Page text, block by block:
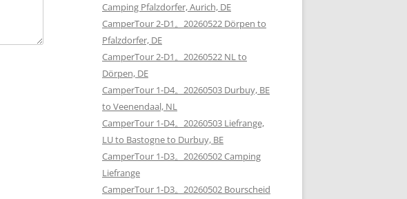
Camping Pfalzdorfer, Aurich, DE
CamperTour 2-D1。20260522 Dörpen to
Pfalzdorfer, DE
CamperTour 2-D1。20260522 NL to
Dörpen, DE
CamperTour 1-D4。20260503 Durbuy, BE
to Veenendaal, NL
CamperTour 1-D4。20260503 Liefrange,
LU to Bastogne to Durbuy, BE
CamperTour 1-D3。20260502 Camping
Liefrange
CamperTour 1-D3。20260502 Bourscheid